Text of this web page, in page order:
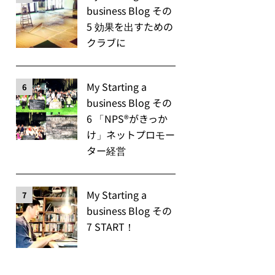
business Blog その
5 効果を出すための
クラブに
6
My Starting a
business Blog その
6 「NPS®️がきっか
け」ネットプロモー
ター経営
7
My Starting a
business Blog その
7 START！